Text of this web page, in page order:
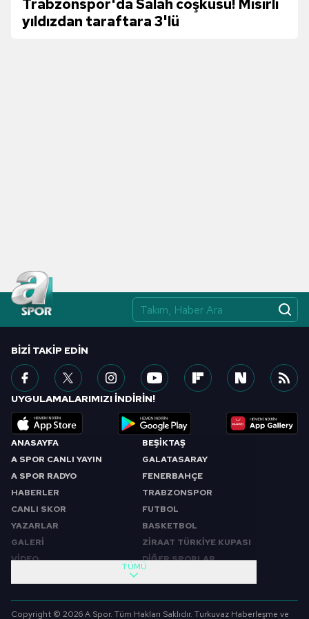
Trabzonspor'da Salah coşkusu! Mısırlı
yıldızdan taraftara 3'lü
ANASAYFA
A SPOR CANLI YAYIN
A SPOR RADYO
HABERLER
CANLI SKOR
YAZARLAR
GALERİ
VİDEO
BEŞİKTAŞ
GALATASARAY
FENERBAHÇE
TRABZONSPOR
FUTBOL
BASKETBOL
ZİRAAT TÜRKİYE KUPASI
DİĞER SPORLAR
SABAH SPORU
FUTBOL
TÜMÜ
BIZI TAKIP EDIN
UYGULAMALARIMIZI İNDİRİN!
Copyright © 2026 A Spor. Tüm Hakları Saklıdır. Turkuvaz Haberleşme ve